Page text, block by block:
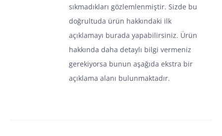
sıkmadıkları gözlemlenmiştir. Sizde bu
doğrultuda ürün hakkındaki ilk
açıklamayı burada yapabilirsiniz. Ürün
hakkında daha detaylı bilgi vermeniz
gerekiyorsa bunun aşağıda ekstra bir
açıklama alanı bulunmaktadır.